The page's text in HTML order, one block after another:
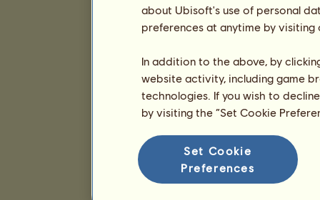
about Ubisoft's use of personal
preferences at anytime by
In addition to the above, by
website activity, including game
technologies. If you wish to
by visiting the “Set Cookie
Set Cookie
Preferences